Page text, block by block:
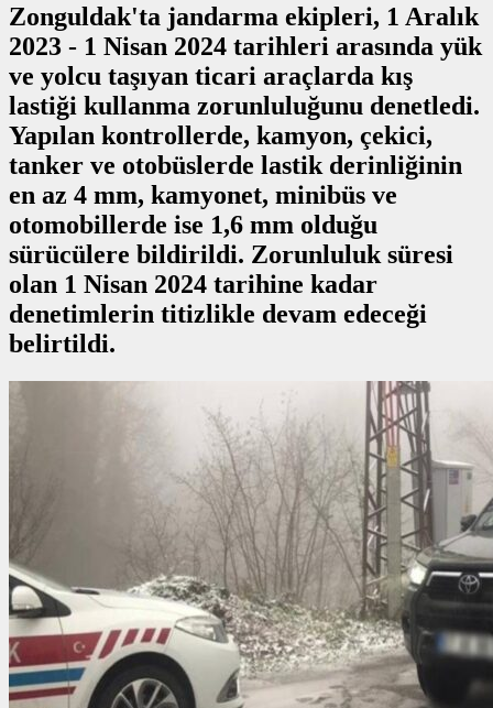
Zonguldak'ta jandarma ekipleri, 1 Aralık
2023 - 1 Nisan 2024 tarihleri arasında yük
ve yolcu taşıyan ticari araçlarda kış
lastiği kullanma zorunluluğunu denetledi.
Yapılan kontrollerde, kamyon, çekici,
tanker ve otobüslerde lastik derinliğinin
en az 4 mm, kamyonet, minibüs ve
otomobillerde ise 1,6 mm olduğu
sürücülere bildirildi. Zorunluluk süresi
olan 1 Nisan 2024 tarihine kadar
denetimlerin titizlikle devam edeceği
belirtildi.